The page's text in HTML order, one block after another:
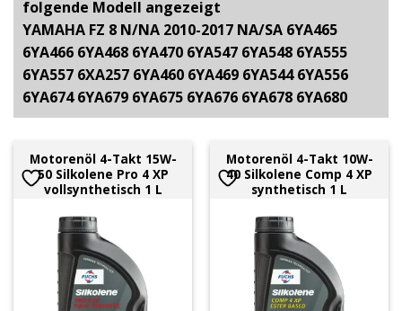
folgende Modell angezeigt
YAMAHA FZ 8 N/NA 2010-2017 NA/SA 6YA465
6YA466 6YA468 6YA470 6YA547 6YA548 6YA555
6YA557 6XA257 6YA460 6YA469 6YA544 6YA556
6YA674 6YA679 6YA675 6YA676 6YA678 6YA680
Motorenöl 4-Takt 15W-
50 Silkolene Pro 4 XP
vollsynthetisch 1 L
Motorenöl 4-Takt 10W-
40 Silkolene Comp 4 XP
synthetisch 1 L